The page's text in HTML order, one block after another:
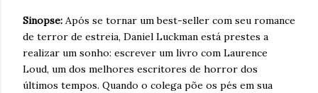
Sinopse: Após se tornar um best-seller com seu romance
de terror de estreia, Daniel Luckman está prestes a
realizar um sonho: escrever um livro com Laurence
Loud, um dos melhores escritores de horror dos
últimos tempos. Quando o colega põe os pés em sua